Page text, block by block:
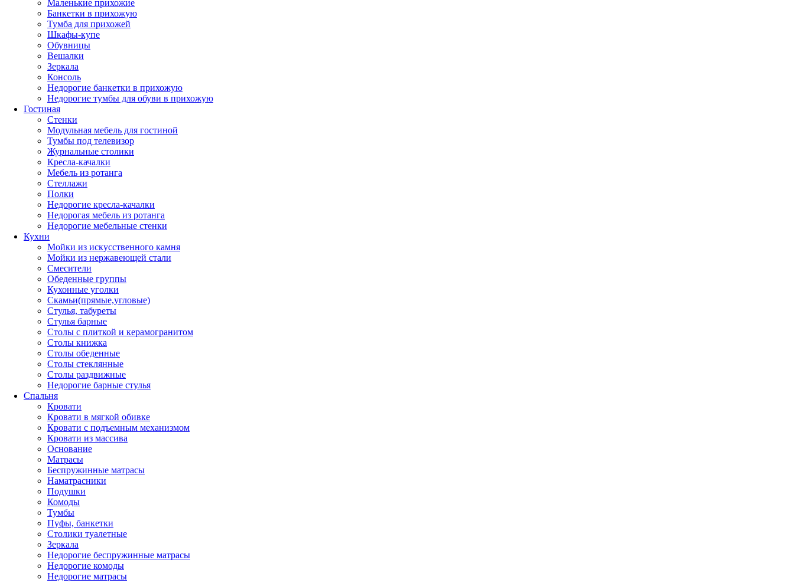
Маленькие прихожие
Банкетки в прихожую
Тумба для прихожей
Шкафы-купе
Обувницы
Вешалки
Зеркала
Консоль
Недорогие банкетки в прихожую
Недорогие тумбы для обуви в прихожую
Гостиная
Стенки
Модульная мебель для гостиной
Тумбы под телевизор
Журнальные столики
Кресла-качалки
Мебель из ротанга
Стеллажи
Полки
Недорогие кресла-качалки
Недорогая мебель из ротанга
Недорогие мебельные стенки
Кухни
Мойки из искусственного камня
Мойки из нержавеющей стали
Смесители
Обеденные группы
Кухонные уголки
Скамьи(прямые,угловые)
Стулья, табуреты
Стулья барные
Столы с плиткой и керамогранитом
Столы книжка
Столы обеденные
Столы стеклянные
Столы раздвижные
Недорогие барные стулья
Спальня
Кровати
Кровати в мягкой обивке
Кровати с подъемным механизмом
Кровати из массива
Основание
Матрасы
Беспружинные матрасы
Наматрасники
Подушки
Комоды
Тумбы
Пуфы, банкетки
Столики туалетные
Зеркала
Недорогие беспружинные матрасы
Недорогие комоды
Недорогие матрасы